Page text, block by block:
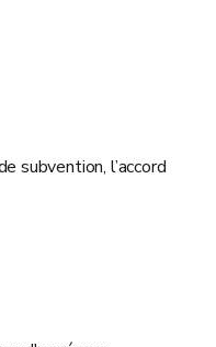
subvention, l’accord